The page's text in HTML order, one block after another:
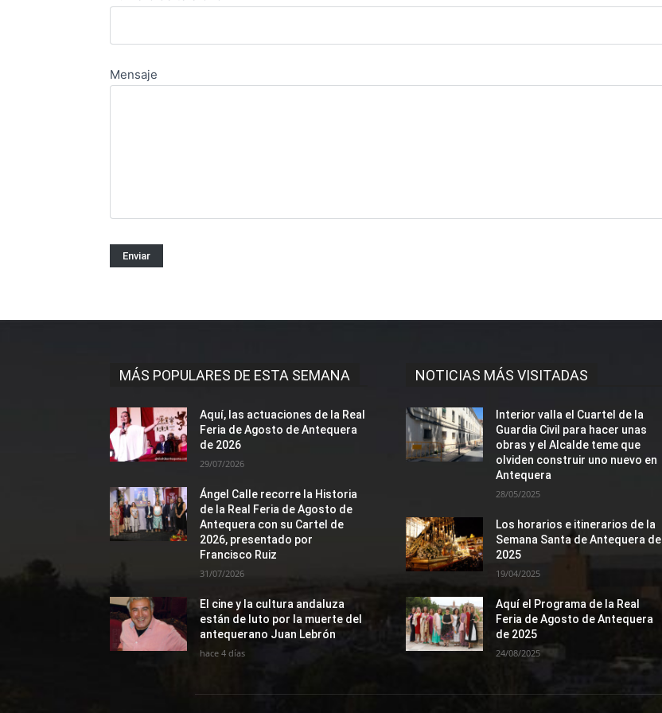
Mensaje
MÁS POPULARES DE ESTA SEMANA
Aquí, las actuaciones de la Real
Feria de Agosto de Antequera
de 2026
29/07/2026
Ángel Calle recorre la Historia
de la Real Feria de Agosto de
Antequera con su Cartel de
2026, presentado por
Francisco Ruiz
31/07/2026
El cine y la cultura andaluza
están de luto por la muerte del
antequerano Juan Lebrón
hace 4 días
NOTICIAS MÁS VISITADAS
Interior valla el Cuartel de la
Guardia Civil para hacer unas
obras y el Alcalde teme que
olviden construir uno nuevo en
Antequera
28/05/2025
Los horarios e itinerarios de la
Semana Santa de Antequera de
2025
19/04/2025
Aquí el Programa de la Real
Feria de Agosto de Antequera
de 2025
24/08/2025